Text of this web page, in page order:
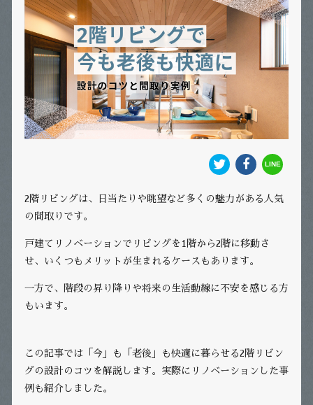
2階リビングは、日当たりや眺望など多くの魅力がある人気
の間取りです。
戸建てリノベーションでリビングを1階から2階に移動さ
せ、いくつもメリットが生まれるケースもあります。
一方で、階段の昇り降りや将来の生活動線に不安を感じる方
もいます。
この記事では「今」も「老後」も快適に暮らせる2階リビン
グの設計のコツを解説します。実際にリノベーションした事
例も紹介しました。